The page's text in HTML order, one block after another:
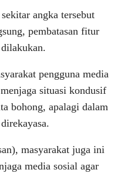
angka tersebut
pembatasan fitur
pengguna media
situasi kondusif
bohong, apalagi dalam
masyarakat juga ini
media sosial agar